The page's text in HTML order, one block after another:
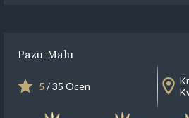
Pazu-Malu
5/ 35 Ocen